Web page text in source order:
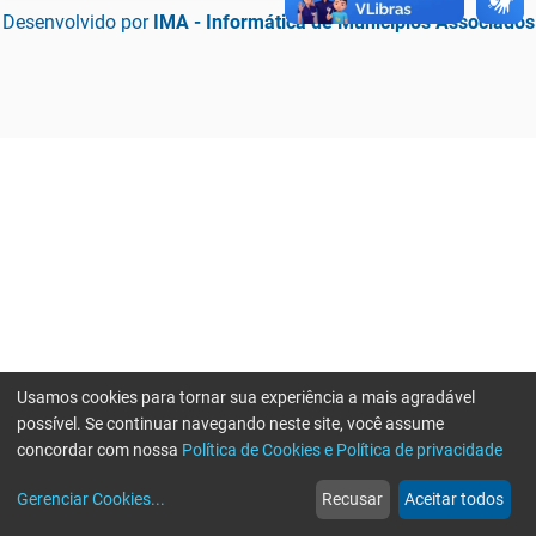
Desenvolvido por IMA - Informática de Municípios Associados
web
Notícias
more_horiz
Mais
Usamos cookies para tornar sua experiência a mais agradável
possível. Se continuar navegando neste site, você assume
concordar com nossa Política de Cookies e Política de privacidade
Gerenciar Cookies... Recusar Aceitar todos
Erro ao enviar informações, por favor tente novamente